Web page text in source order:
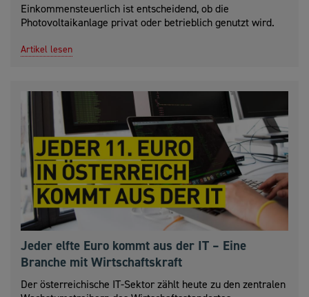
Einkommensteuerlich ist entscheidend, ob die
Photovoltaikanlage privat oder betrieblich genutzt wird.
Artikel lesen
Jeder elfte Euro kommt aus der IT – Eine
Branche mit Wirtschaftskraft
Der österreichische IT-Sektor zählt heute zu den zentralen